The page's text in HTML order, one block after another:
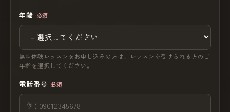
年齢 必須
無料体験レッスンをお申し込みの方は、レッスンを受けられる方のご
年齢を選択してください。
電話番号 必須